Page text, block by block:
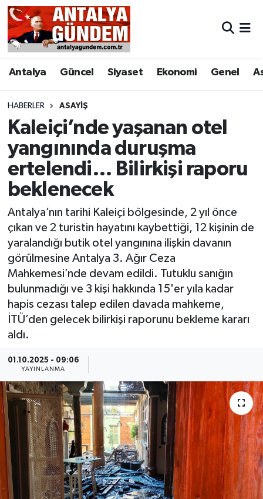
Antalya Güncel Siyaset Ekonomi Genel
HABERLER ASAYIŞ
Kaleiçi’nde yaşanan otel
yangınında duruşma
ertelendi… Bilirkişi raporu
beklenecek
Antalya’nın tarihi Kaleiçi bölgesinde, 2 yıl önce
çıkan ve 2 turistin hayatını kaybettiği, 12 kişinin de
yaralandığı butik otel yangınına ilişkin davanın
görülmesine Antalya 3. Ağır Ceza
Mahkemesi’nde devam edildi. Tutuklu sanığın
bulunmadığı ve 3 kişi hakkında 15'er yıla kadar
hapis cezası talep edilen davada mahkeme,
İTÜ’den gelecek bilirkişi raporunu bekleme kararı
aldı.
01.10.2025 - 09:06
YAYINLANMA
Antalya
Asayiş
Bilim & Teknoloji
Bölge
EĞİTİM
Ekonomi
Genel
Görüntülü Haber
Güncel
Kültür & Sanat
Sağlık & Yaşam
Siyaset
Spor
Antalya Nöbetçi Eczaneler
Antalya Hava Durumu
Antalya Namaz Vakitleri
Antalya Trafik Yoğunluk Haritası
Süper Lig Puan Durumu ve Fikstür
Tüm Manşetler
Son Dakika Haberleri
Haber Arşivi